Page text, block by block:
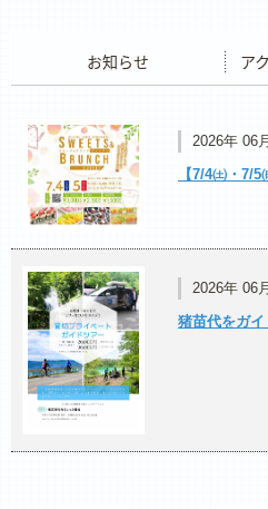
2026年 06
【7/4㈯・7/
2026年 06
猪苗代をガ